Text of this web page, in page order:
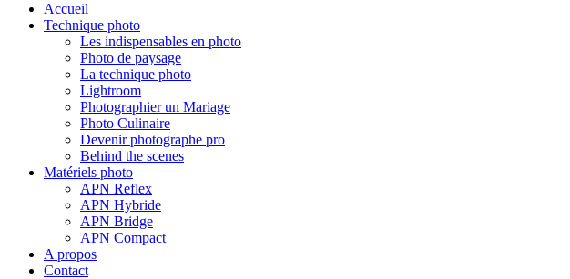
Accueil
Technique photo
Les indispensables en photo
Photo de paysage
La technique photo
Lightroom
Photographier un Mariage
Photo Culinaire
Devenir photographe pro
Behind the scenes
Matériels photo
APN Reflex
APN Hybride
APN Bridge
APN Compact
A propos
Contact